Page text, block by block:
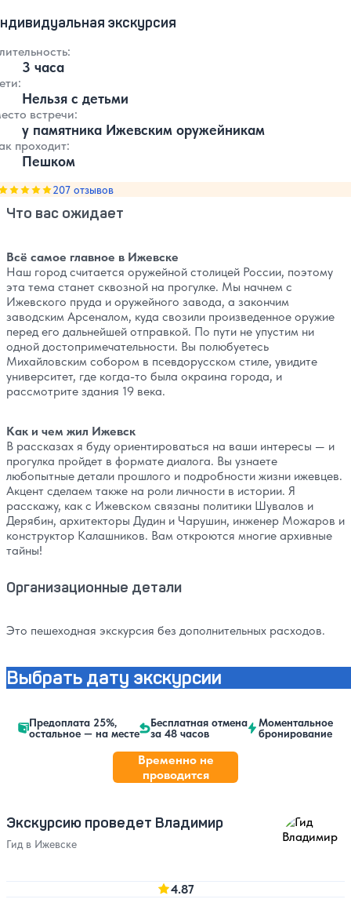
экскурсия
3 часа
Нельзя с детьми
встречи:
у памятника Ижевским оружейникам
проходит:
Пешком
количество звезд:
207 отзывов
Что вас ожидает
Всё самое главное в Ижевске
Наш город считается оружейной столицей России, поэтому
эта тема станет сквозной на прогулке. Мы начнем с
Ижевского пруда и оружейного завода, а закончим
заводским Арсеналом, куда свозили произведенное оружие
перед его дальнейшей отправкой. По пути не упустим ни
одной достопримечательности. Вы полюбуетесь
Михайловским собором в псевдорусском стиле, увидите
университет, где когда-то была окраина города, и
рассмотрите здания 19 века.
Как и чем жил Ижевск
В рассказах я буду ориентироваться на ваши интересы — и
прогулка пройдет в формате диалога. Вы узнаете
любопытные детали прошлого и подробности жизни ижевцев.
Акцент сделаем также на роли личности в истории. Я
расскажу, как с Ижевском связаны политики Шувалов и
Дерябин, архитекторы Дудин и Чарушин, инженер Можаров и
конструктор Калашников. Вам откроются многие архивные
тайны!
Организационные детали
Это пешеходная экскурсия без дополнительных расходов.
Выбрать дату экскурсии
Предоплата 25%,
остальное — на месте
Бесплатная отмена
за 48 часов
Моментальное
бронирование
Временно не
проводится
Экскурсию проведет Владимир
Гид в Ижевске
4.87